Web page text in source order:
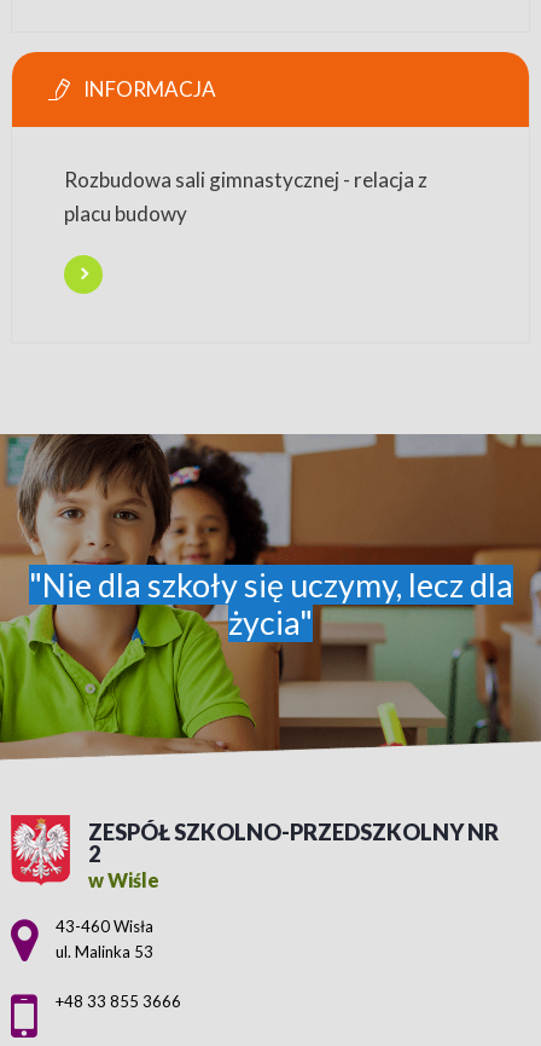
INFORMACJA
Rozbudowa sali gimnastycznej - relacja z
placu budowy
"Nie dla szkoły się uczymy, lecz dla
życia"
ZESPÓŁ SZKOLNO-PRZEDSZKOLNY NR
2
w Wiśle
Adres pocztowy:
43-460 Wisła
ul. Malinka 53
+48 33 855 3666